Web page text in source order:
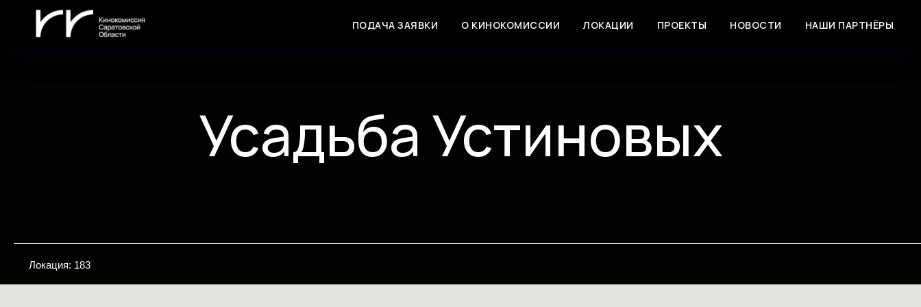
ПОДАЧА ЗАЯВКИ О КИНОКОМИССИИ ЛОКАЦИИ ПРОЕКТЫ НОВОСТИ НАШИ ПАРТНЁРЫ
Усадьба Устиновых
Локация: 183